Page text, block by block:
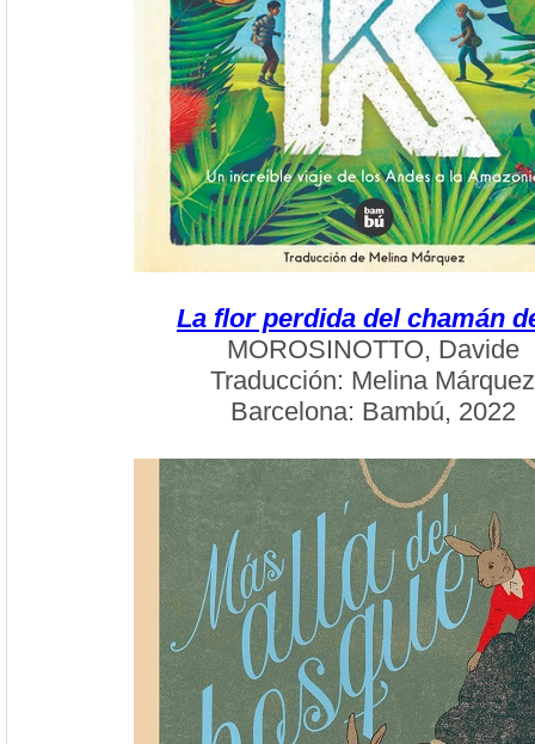
La flor perdida del chamán
MOROSINOTTO, Davide
Traducción: Melina Márquez
Barcelona: Bambú, 2022